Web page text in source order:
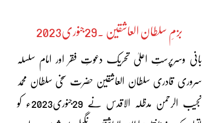
بزمِ سلطان العاشقین ۔29جنوری2023
بانی وسرپرستِ اعلیٰ تحریک دعوتِ فقر اور امام سلسلہ
سروری قادری سلطان العاشقین حضرت سخی سلطان محمد
نجیب الرحمن مدظلہ الاقدس نے 29جنوری2023ء کو